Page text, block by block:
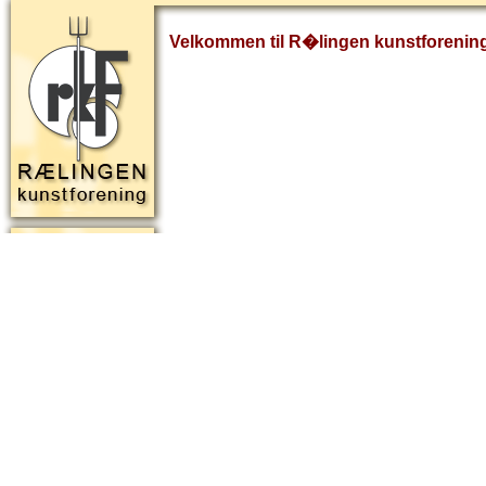
Velkommen til R�lingen